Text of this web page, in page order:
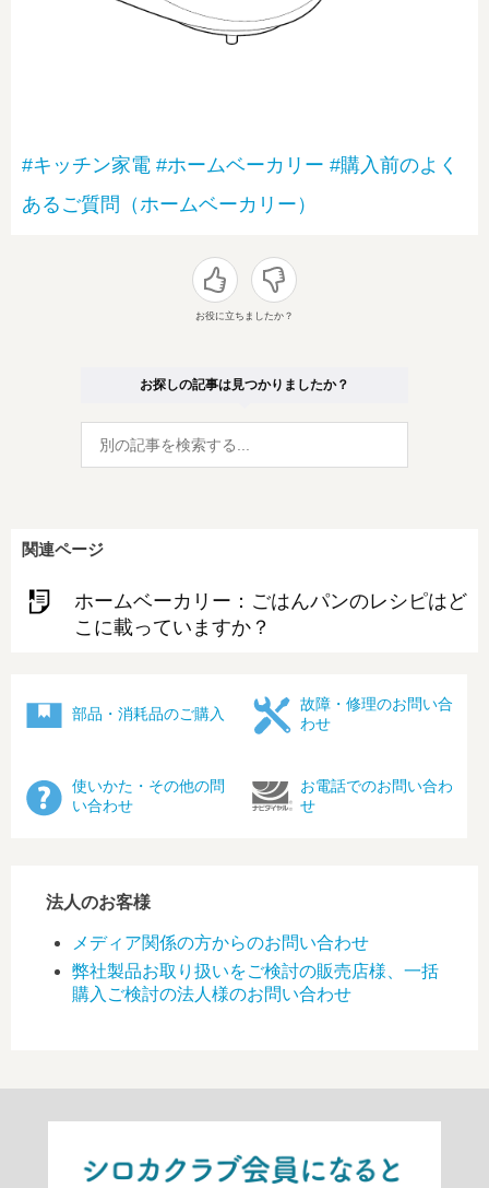
#キッチン家電 #ホームベーカリー #購入前のよく
あるご質問（ホームベーカリー）
お役に立ちましたか？
お探しの記事は見つかりましたか？
関連ページ
ホームベーカリー：ごはんパンのレシピはど
こに載っていますか？
部品・消耗品のご購入
故障・修理のお問い合
わせ
使いかた・その他の問
い合わせ
お電話でのお問い合わ
せ
法人のお客様
メディア関係の方からのお問い合わせ
弊社製品お取り扱いをご検討の販売店様、一括
購入ご検討の法人様のお問い合わせ